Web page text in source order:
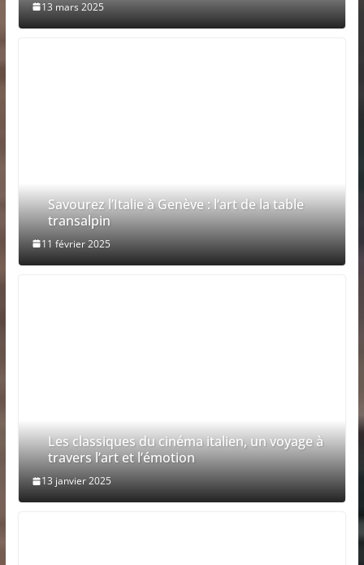
13 mars 2025
Savourez l’Italie à Genève : l’art de la table
transalpin
11 février 2025
Les classiques du cinéma italien, un voyage à
travers l’art et l’émotion
13 janvier 2025